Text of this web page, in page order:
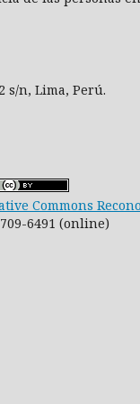
s/n, Lima, Perú.
Commons
6491 (online)